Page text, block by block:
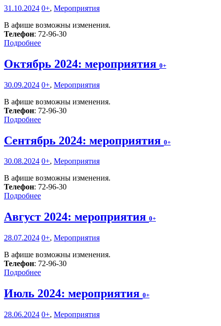
31.10.2024 0+, Мероприятия
В афише возможны изменения.
Телефон: 72-96-30
Подробнее
Октябрь 2024: мероприятия 0+
30.09.2024 0+, Мероприятия
В афише возможны изменения.
Телефон: 72-96-30
Подробнее
Сентябрь 2024: мероприятия 0+
30.08.2024 0+, Мероприятия
В афише возможны изменения.
Телефон: 72-96-30
Подробнее
Август 2024: мероприятия 0+
28.07.2024 0+, Мероприятия
В афише возможны изменения.
Телефон: 72-96-30
Подробнее
Июль 2024: мероприятия 0+
28.06.2024 0+, Мероприятия